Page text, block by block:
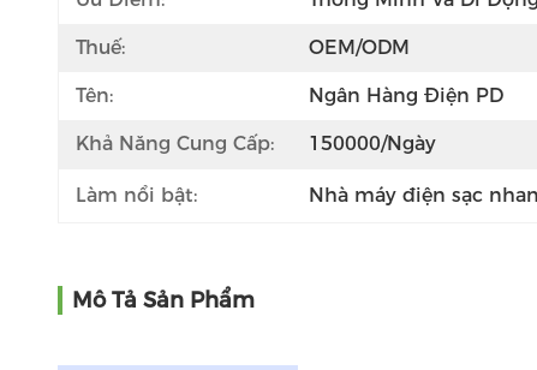
Thuế: OEM/ODM
Tên: Ngân Hàng Điện PD
Khả Năng Cung Cấp: 150000/Ngày
Làm nổi bật: Nhà máy điện sạc
Mô Tả Sản Phẩm